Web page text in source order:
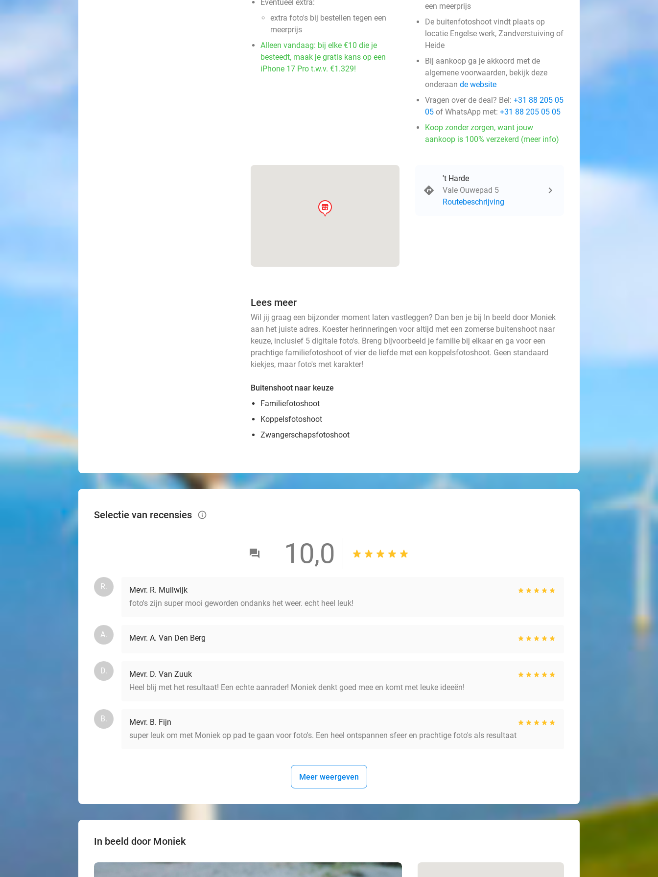
Eventueel extra:
extra foto's bij bestellen tegen een
meerprijs
Alleen vandaag: bij elke €10 die je
besteedt, maak je gratis kans op een
iPhone 17 Pro t.w.v. €1.329!
een meerprijs
De buitenfotoshoot vindt plaats op
locatie Engelse werk, Zandverstuiving of
Heide
Bij aankoop ga je akkoord met de
algemene voorwaarden, bekijk deze
onderaan de website
Vragen over de deal? Bel: +31 88 205 05
05 of WhatsApp met: +31 88 205 05 05
Koop zonder zorgen, want jouw
aankoop is 100% verzekerd (meer info)
store
't Harde
Vale Ouwepad 5
Routebeschrijving
Lees meer
Wil jij graag een bijzonder moment laten vastleggen? Dan ben je bij In beeld door Moniek
aan het juiste adres. Koester herinneringen voor altijd met een zomerse buitenshoot naar
keuze, inclusief 5 digitale foto's. Breng bijvoorbeeld je familie bij elkaar en ga voor een
prachtige familiefotoshoot of vier de liefde met een koppelsfotoshoot. Geen standaard
kiekjes, maar foto's met karakter!
Buitenshoot naar keuze
Familiefotoshoot
Koppelsfotoshoot
Zwangerschapsfotoshoot
Selectie van recensies info_outlined
10,0
R.
Mevr. R. Muilwijk
foto's zijn super mooi geworden ondanks het weer. echt heel leuk!
A. Mevr. A. Van Den Berg
D.
Mevr. D. Van Zuuk
Heel blij met het resultaat! Een echte aanrader! Moniek denkt goed mee en komt met leuke ideeën!
B.
Mevr. B. Fijn
super leuk om met Moniek op pad te gaan voor foto's. Een heel ontspannen sfeer en prachtige foto's als resultaat
Meer weergeven
In beeld door Moniek